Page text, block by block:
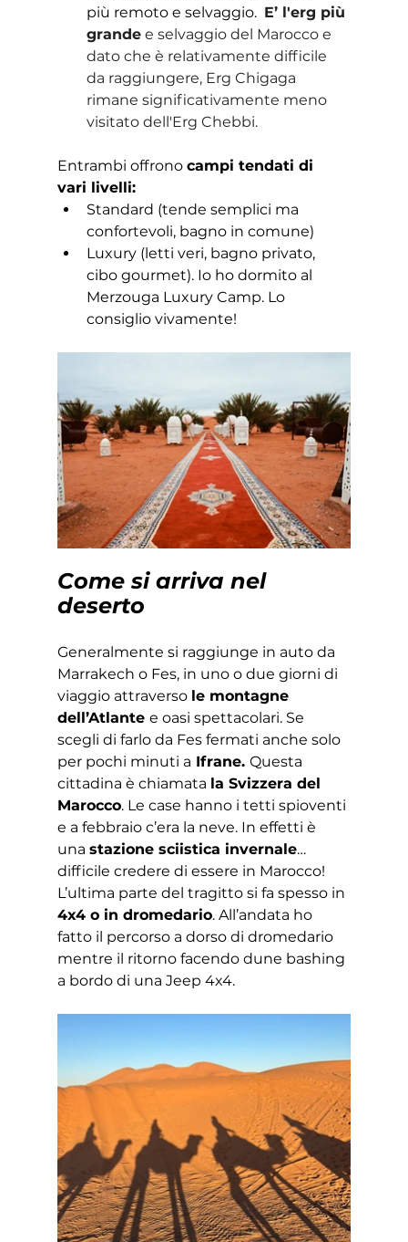
più remoto e selvaggio. E’ l'erg più
grande e selvaggio del Marocco e
dato che è relativamente difficile
da raggiungere, Erg Chigaga
rimane significativamente meno
visitato dell'Erg Chebbi.
Entrambi offrono campi tendati di
vari livelli:
Standard (tende semplici ma
confortevoli, bagno in comune)
Luxury (letti veri, bagno privato,
cibo gourmet). Io ho dormito al
Merzouga Luxury Camp. Lo
consiglio vivamente!
Come si arriva nel
deserto
Generalmente si raggiunge in auto da
Marrakech o Fes, in uno o due giorni di
viaggio attraverso le montagne
dell’Atlante e oasi spettacolari. Se
scegli di farlo da Fes fermati anche solo
per pochi minuti a Ifrane. Questa
cittadina è chiamata la Svizzera del
Marocco. Le case hanno i tetti spioventi
e a febbraio c’era la neve. In effetti è
una stazione sciistica invernale…
difficile credere di essere in Marocco!
L’ultima parte del tragitto si fa spesso in
4x4 o in dromedario. All’andata ho
fatto il percorso a dorso di dromedario
mentre il ritorno facendo dune bashing
a bordo di una Jeep 4x4.